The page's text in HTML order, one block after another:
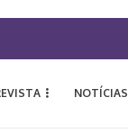
NOTÍCIAS